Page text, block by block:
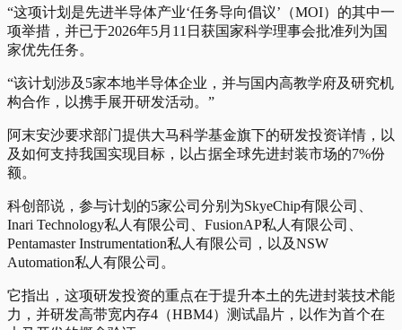
“这项计划是先进半导体产业‘任务导向倡议’（MOI）的其中一
项举措，并已于2026年5月11日获国家科学理事会批准列为国
家优先任务。
“该计划涉及5家本地半导体企业，并与国内高教学府及研究机
构合作，以携手展开研发活动。”
阿末安沙要求部门提供大马科学基金旗下的研发投资详情，以
及如何支持我国实现目标，以占据全球先进封装市场的7%份
额。
科创部说，参与计划的5家公司分别为SkyeChip有限公司、
Inari Technology私人有限公司、FusionAP私人有限公司、
Pentamaster Instrumentation私人有限公司，以及NSW
Automation私人有限公司。
它指出，这项研发投资的重点在于提升本土的先进封装技术能
力，并研发高带宽内存4（HBM4）测试晶片，以作为首个在